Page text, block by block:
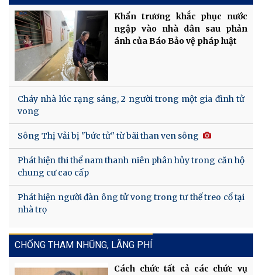
Khẩn trương khắc phục nước
ngập vào nhà dân sau phản
ánh của Báo Bảo vệ pháp luật
Cháy nhà lúc rạng sáng, 2 người trong một gia đình tử
vong
Sông Thị Vải bị "bức tử" từ bãi than ven sông
Phát hiện thi thể nam thanh niên phân hủy trong căn hộ
chung cư cao cấp
Phát hiện người đàn ông tử vong trong tư thế treo cổ tại
nhà trọ
CHỐNG THAM NHŨNG, LÃNG PHÍ
Cách chức tất cả các chức vụ